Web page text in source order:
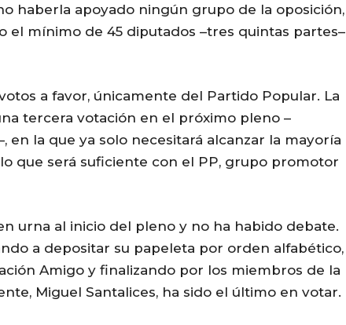
haberla apoyado ningún grupo de la oposición,
el mínimo de 45 diputados –tres quintas partes–
a favor, únicamente del Partido Popular. La
tercera votación en el próximo pleno –
en la que ya solo necesitará alcanzar la mayoría
que será suficiente con el PP, grupo promotor
urna al inicio del pleno y no ha habido debate.
a depositar su papeleta por orden alfabético,
Amigo y finalizando por los miembros de la
Miguel Santalices, ha sido el último en votar.